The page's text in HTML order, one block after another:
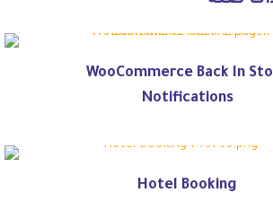
WooCommerce Back In
Notifications
Hotel Booking